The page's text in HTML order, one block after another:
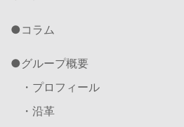
コラム
グループ概要
・プロフィール
・沿革